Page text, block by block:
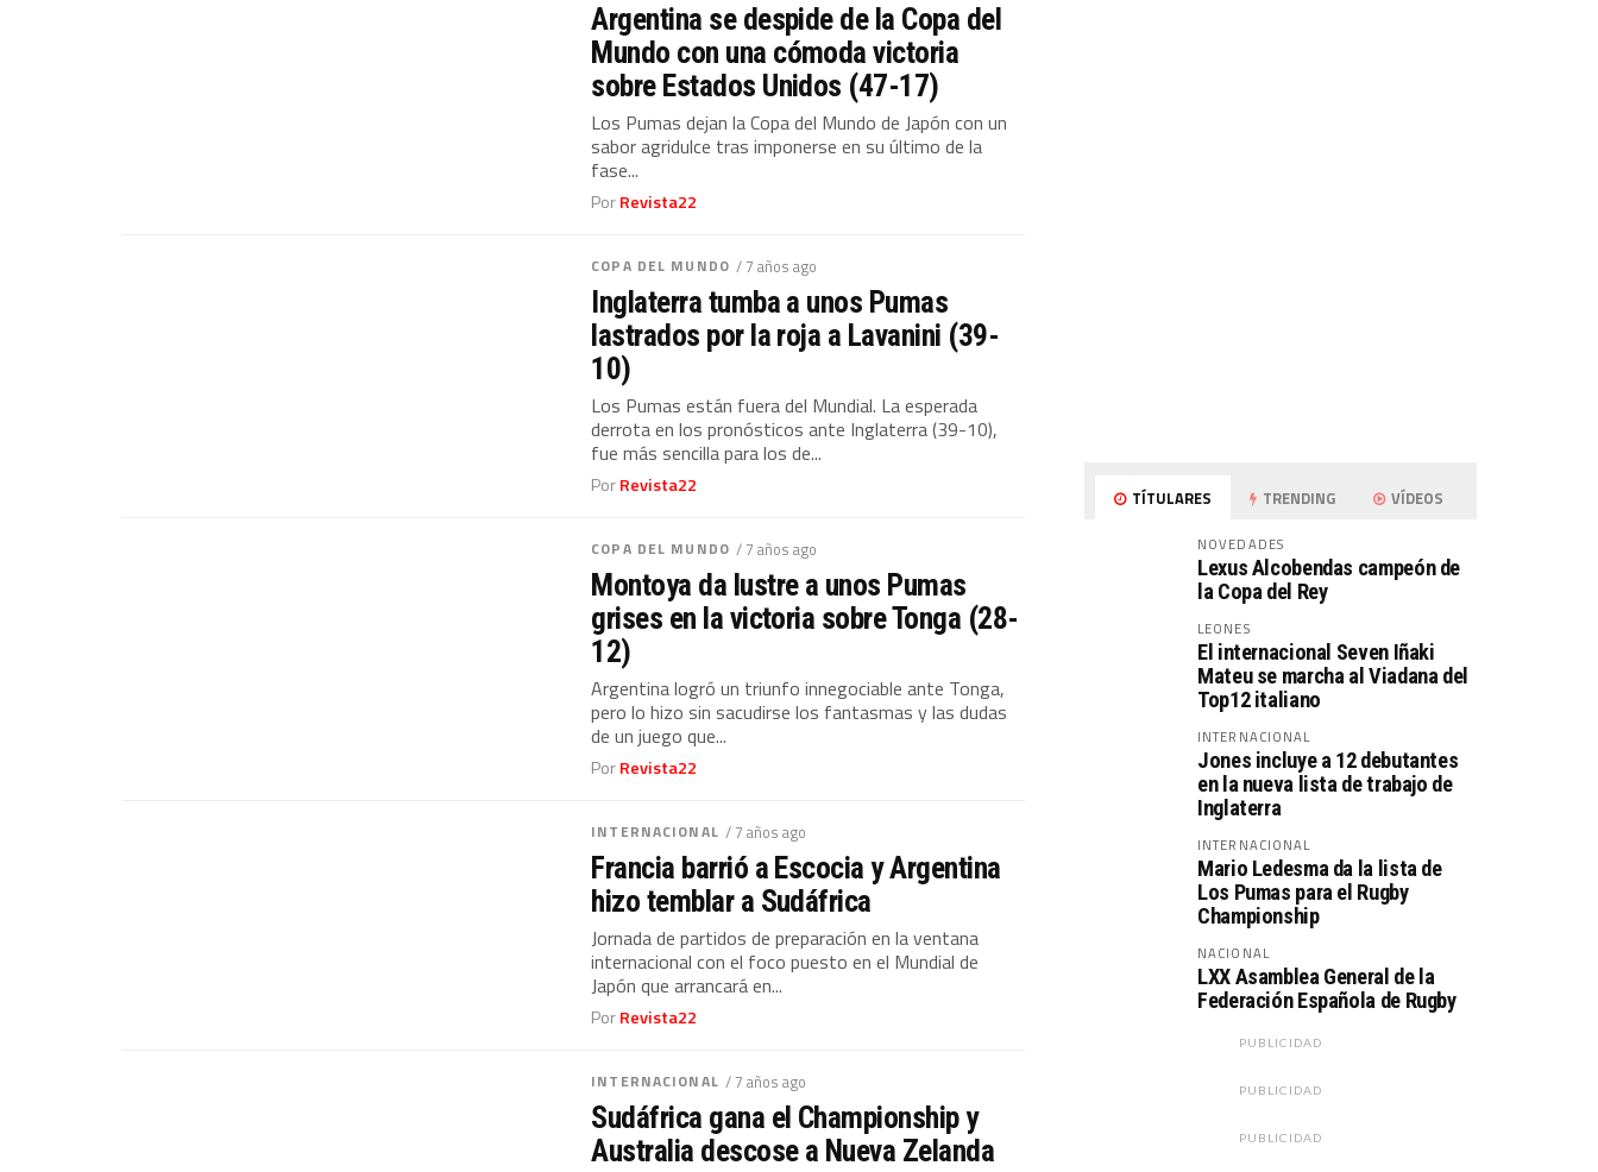
Argentina se despide de la Copa del
Mundo con una cómoda victoria
sobre Estados Unidos (47-17)
Los Pumas dejan la Copa del Mundo de Japón con un
sabor agridulce tras imponerse en su último de la
fase...
PorRevista22
COPA DEL MUNDO / 7 años ago
Inglaterra tumba a unos Pumas
lastrados por la roja a Lavanini (39-
10)
Los Pumas están fuera del Mundial. La esperada
derrota en los pronósticos ante Inglaterra (39-10),
fue más sencilla para los de...
PorRevista22
COPA DEL MUNDO / 7 años ago
Montoya da lustre a unos Pumas
grises en la victoria sobre Tonga (28-
12)
Argentina logró un triunfo innegociable ante Tonga,
pero lo hizo sin sacudirse los fantasmas y las dudas
de un juego que...
PorRevista22
INTERNACIONAL / 7 años ago
Francia barrió a Escocia y Argentina
hizo temblar a Sudáfrica
Jornada de partidos de preparación en la ventana
internacional con el foco puesto en el Mundial de
Japón que arrancará en...
PorRevista22
INTERNACIONAL / 7 años ago
Sudáfrica gana el Championship y
Australia descose a Nueva Zelanda
TÍTULARES TRENDING VÍDEOS
NOVEDADES
Lexus Alcobendas campeón de
la Copa del Rey
LEONES
El internacional Seven Iñaki
Mateu se marcha al Viadana del
Top12 italiano
INTERNACIONAL
Jones incluye a 12 debutantes
en la nueva lista de trabajo de
Inglaterra
INTERNACIONAL
Mario Ledesma da la lista de
Los Pumas para el Rugby
Championship
NACIONAL
LXX Asamblea General de la
Federación Española de Rugby
PUBLICIDAD
PUBLICIDAD
PUBLICIDAD